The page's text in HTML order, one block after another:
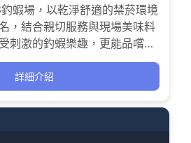
蝦場，以乾淨舒適的禁菸環境
，結合親切服務與現場美味料
刺激的釣蝦樂趣，更能品嚐新
樣熱炒。無論是家庭親子還是
此感受爆桶的成就與放鬆的氛
詳細介紹